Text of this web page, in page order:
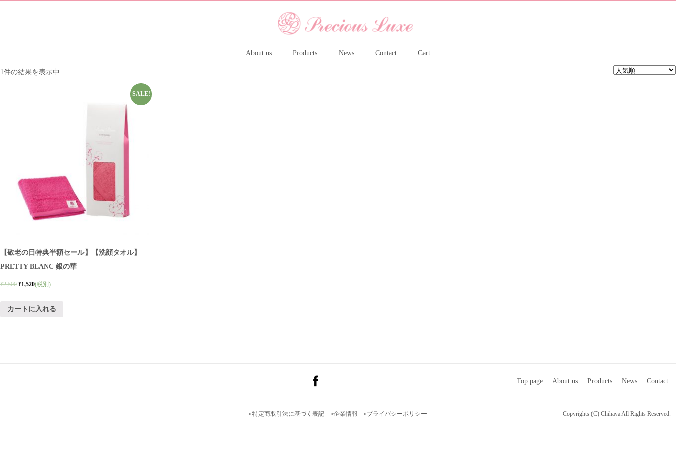
About us Products News Contact Cart
1件の結果を表示中
SALE!
【敬老の日特典半額セール】【洗顔タオル】
PRETTY BLANC 銀の華
¥2,500 ¥1,520(税別)
カートに入れる
Top page About us Products News Contact
»特定商取引法に基づく表記 »企業情報 »プライバシーポリシー Copyrights (C) Chihaya All Rights Reserved.